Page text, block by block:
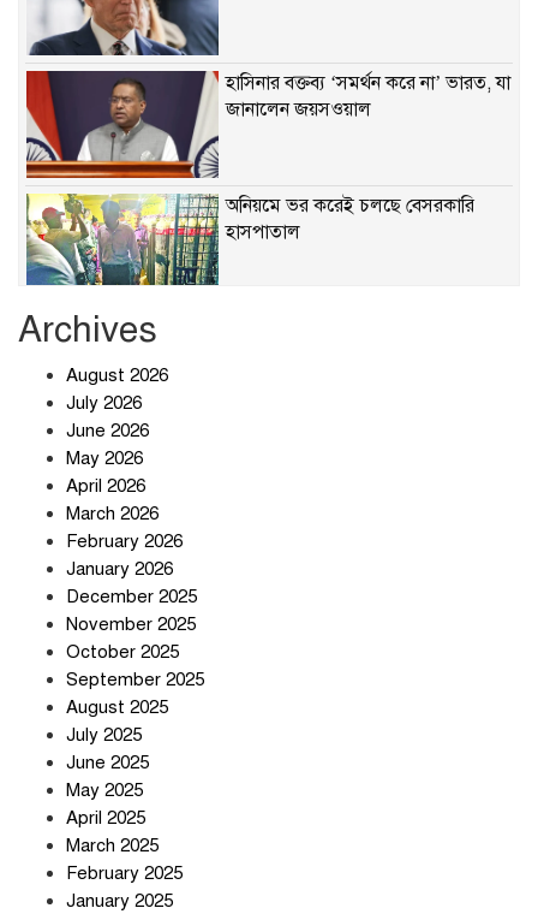
হাসিনার বক্তব্য ‘সমর্থন করে না’ ভারত, যা
জানালেন জয়সওয়াল
অনিয়মে ভর করেই চলছে বেসরকারি
হাসপাতাল
Archives
August 2026
July 2026
June 2026
May 2026
April 2026
March 2026
February 2026
January 2026
December 2025
November 2025
October 2025
September 2025
August 2025
July 2025
June 2025
May 2025
April 2025
March 2025
February 2025
January 2025